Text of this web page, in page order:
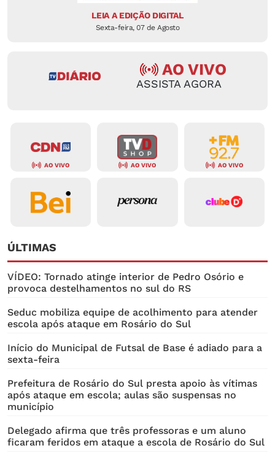
LEIA A EDIÇÃO DIGITAL
Sexta-feira, 07 de Agosto
AO VIVO
ASSISTA AGORA
AO VIVO AO VIVO AO VIVO
ÚLTIMAS
VÍDEO: Tornado atinge interior de Pedro Osório e
provoca destelhamentos no sul do RS
Seduc mobiliza equipe de acolhimento para atender
escola após ataque em Rosário do Sul
Início do Municipal de Futsal de Base é adiado para a
sexta-feira
Prefeitura de Rosário do Sul presta apoio às vítimas
após ataque em escola; aulas são suspensas no
município
Delegado afirma que três professoras e um aluno
ficaram feridos em ataque a escola de Rosário do Sul